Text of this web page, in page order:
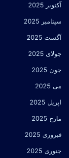
آکتوبر 2025
سپتامبر 2025
آگست 2025
جولای 2025
جون 2025
می 2025
اپریل 2025
مارچ 2025
فبروری 2025
جنوری 2025